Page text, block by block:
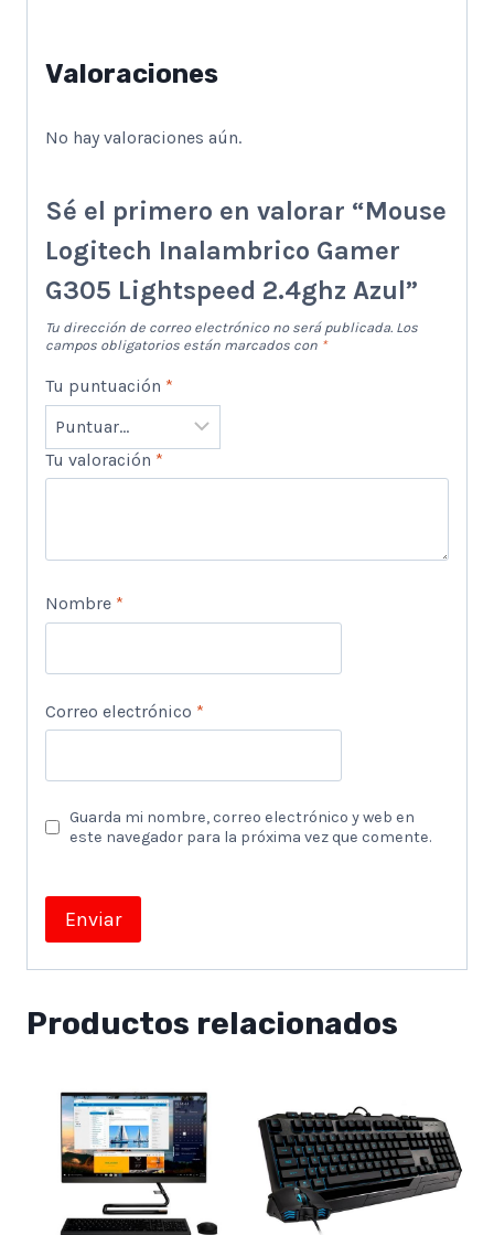
Valoraciones
No hay valoraciones aún.
Sé el primero en valorar “Mouse
Logitech Inalambrico Gamer
G305 Lightspeed 2.4ghz Azul”
Tu dirección de correo electrónico no será publicada. Los
campos obligatorios están marcados con *
Tu puntuación *
Tu valoración *
Nombre *
Correo electrónico *
Guarda mi nombre, correo electrónico y web en
este navegador para la próxima vez que comente.
Productos relacionados